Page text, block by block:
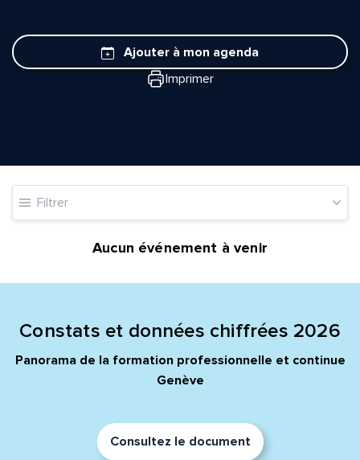
Ajouter à mon agenda
Imprimer
Filtrer
Aucun événement à venir
Constats et données chiffrées 2026
Panorama de la formation professionnelle et continue
Genève
Consultez le document
Prénom et nom*
Message*
Commentaire*